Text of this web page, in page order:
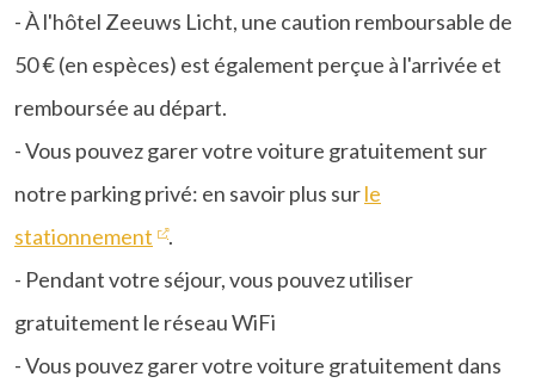
- À l'hôtel Zeeuws Licht, une caution remboursable de
50 € (en espèces) est également perçue à l'arrivée et
remboursée au départ.
- Vous pouvez garer votre voiture gratuitement sur
notre parking privé: en savoir plus surle
stationnement
.
- Pendant votre séjour, vous pouvez utiliser
gratuitement le réseau WiFi
- Vous pouvez garer votre voiture gratuitement dans